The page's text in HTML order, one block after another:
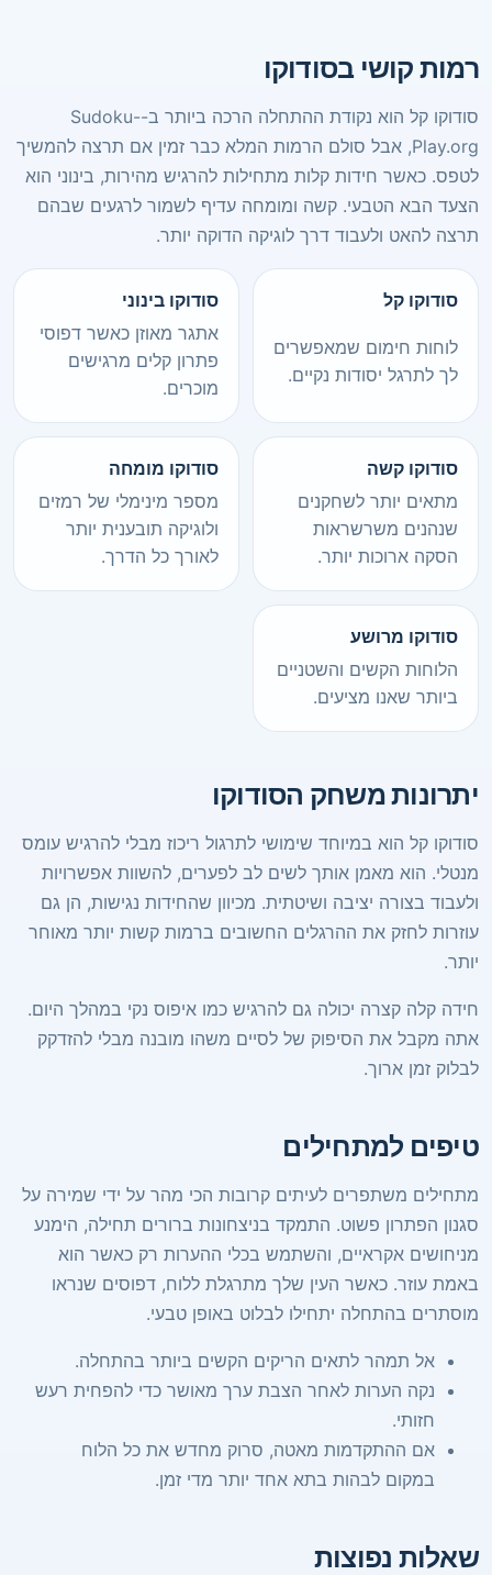
רמות קושי בסודוקו
סודוקו קל הוא נקודת ההתחלה הרכה ביותר ב-Sudoku-
Play.org, אבל סולם הרמות המלא כבר זמין אם תרצה להמשיך
לטפס. כאשר חידות קלות מתחילות להרגיש מהירות, בינוני הוא
הצעד הבא הטבעי. קשה ומומחה עדיף לשמור לרגעים שבהם
תרצה להאט ולעבוד דרך לוגיקה הדוקה יותר.
סודוקו קל
לוחות חימום שמאפשרים
לך לתרגל יסודות נקיים.
סודוקו בינוני
אתגר מאוזן כאשר דפוסי
פתרון קלים מרגישים
מוכרים.
סודוקו קשה
מתאים יותר לשחקנים
שנהנים משרשראות
הסקה ארוכות יותר.
סודוקו מומחה
מספר מינימלי של רמזים
ולוגיקה תובענית יותר
לאורך כל הדרך.
סודוקו מרושע
הלוחות הקשים והשטניים
ביותר שאנו מציעים.
יתרונות משחק הסודוקו
סודוקו קל הוא במיוחד שימושי לתרגול ריכוז מבלי להרגיש עומס
מנטלי. הוא מאמן אותך לשים לב לפערים, להשוות אפשרויות
ולעבוד בצורה יציבה ושיטתית. מכיוון שהחידות נגישות, הן גם
עוזרות לחזק את ההרגלים החשובים ברמות קשות יותר מאוחר
יותר.
חידה קלה קצרה יכולה גם להרגיש כמו איפוס נקי במהלך היום.
אתה מקבל את הסיפוק של לסיים משהו מובנה מבלי להזדקק
לבלוק זמן ארוך.
טיפים למתחילים
מתחילים משתפרים לעיתים קרובות הכי מהר על ידי שמירה על
סגנון הפתרון פשוט. התמקד בניצחונות ברורים תחילה, הימנע
מניחושים אקראיים, והשתמש בכלי ההערות רק כאשר הוא
באמת עוזר. כאשר העין שלך מתרגלת ללוח, דפוסים שנראו
מוסתרים בהתחלה יתחילו לבלוט באופן טבעי.
אל תמהר לתאים הריקים הקשים ביותר בהתחלה.
נקה הערות לאחר הצבת ערך מאושר כדי להפחית רעש
חזותי.
אם ההתקדמות מאטה, סרוק מחדש את כל הלוח
במקום לבהות בתא אחד יותר מדי זמן.
שאלות נפוצות